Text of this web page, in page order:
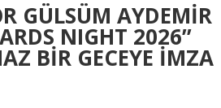
GÜLSÜM AYDEMİR
NIGHT 2026’’
BİR GECEYE İMZA